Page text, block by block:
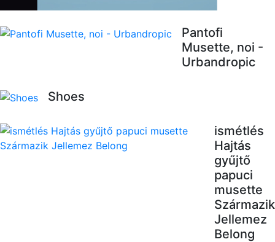
Pantofi
Musette, noi -
Urbandropic
Shoes
ismétlés
Hajtás
gyűjtő
papuci
musette
Származik
Jellemez
Belong